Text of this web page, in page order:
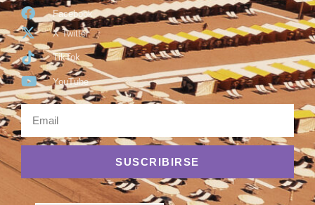
Facebook
X Twitter
TikTok
YouTube
SUSCRIBIRSE